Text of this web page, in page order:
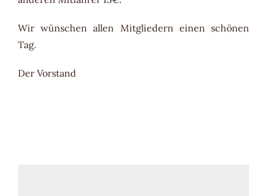
Wir wünschen allen Mitgliedern einen schönen
Tag.
Der Vorstand